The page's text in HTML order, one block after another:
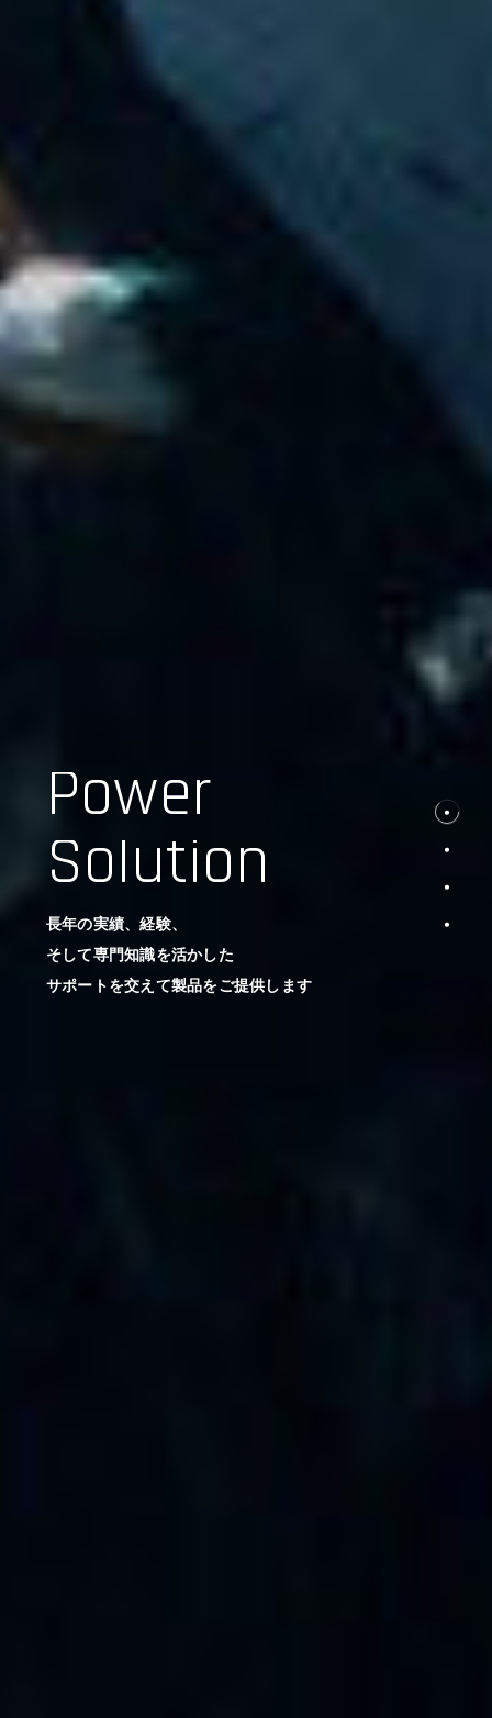
Power
Solution
長年の実績、経験、
そして専門知識を活かした
サポートを交えて製品をご提供します